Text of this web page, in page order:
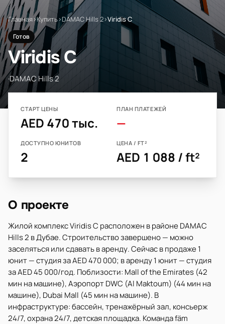
Главная›Купить›DAMAC Hills 2›Viridis C
Готов
Viridis C
·DAMAC Hills 2
СТАРТ ЦЕНЫ
AED 470 тыс.
ПЛАН ПЛАТЕЖЕЙ
—
ДОСТУПНО ЮНИТОВ
2
ЦЕНА / FT²
AED 1 088 / ft²
О проекте
Жилой комплекс Viridis C расположен в районе DAMAC
Hills 2 в Дубае. Строительство завершено — можно
заселяться или сдавать в аренду. Сейчас в продаже 1
юнит — студия за AED 470 000; в аренду 1 юнит — студия
за AED 45 000/год. Поблизости: Mall of the Emirates (42
мин на машине), Аэропорт DWC (Al Maktoum) (44 мин на
машине), Dubai Mall (45 мин на машине). В
инфраструктуре: бассейн, тренажёрный зал, консьерж
24/7, охрана 24/7, детская площадка. Команда fäm